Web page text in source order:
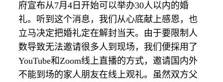
府宣布从7月 4日开始可以举办30人以内的婚
礼。听到这个消息，我们从心底献上感恩，也
立马决定把婚礼定在解封当天。由于要限制人
数导致无法邀请很多人到现场，我们便採用了
YouTube和Zoom线上直播的方式，邀请国内外
不能到场的家人朋友在线上观礼。虽然双方父